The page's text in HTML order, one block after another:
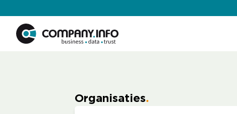
Organisaties